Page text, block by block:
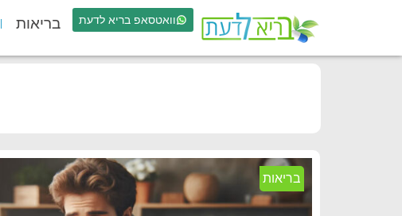
וואטסאפ בריא לדעת בריאות
בריאות